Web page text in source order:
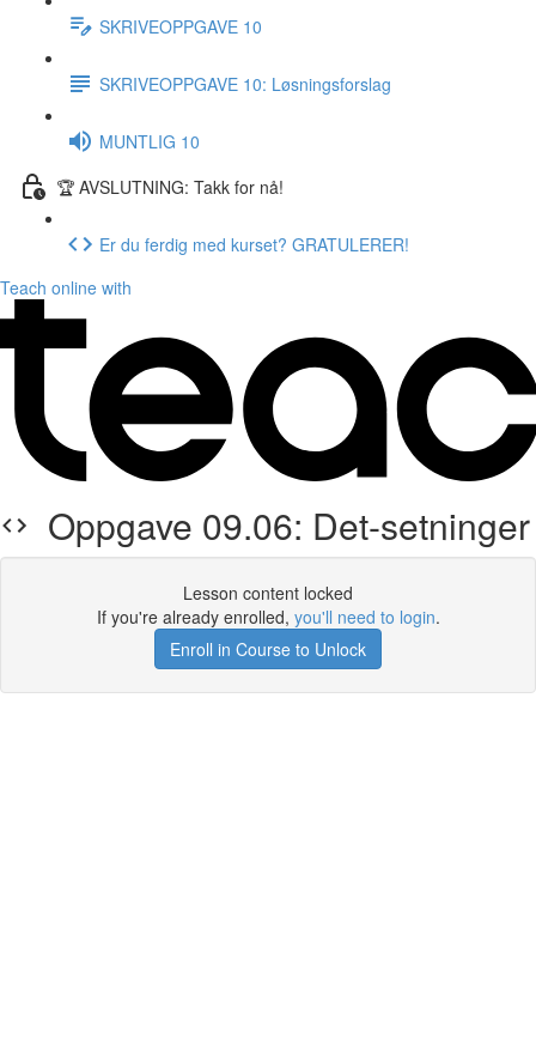
SKRIVEOPPGAVE 10
SKRIVEOPPGAVE 10: Løsningsforslag
MUNTLIG 10
🏆 AVSLUTNING: Takk for nå!
Er du ferdig med kurset? GRATULERER!
Teach online with
Oppgave 09.06: Det-setninger
Lesson content locked
If you're already enrolled, you'll need to login.
Enroll in Course to Unlock